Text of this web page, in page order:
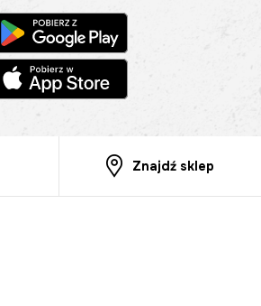
Znajdź sklep